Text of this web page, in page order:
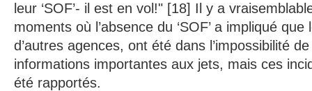
leur ‘SOF’- il est en vol!" [18] Il y a
moments où l’absence du ‘SOF’ a impliqué
d’autres agences, ont été dans l’impossibilité
informations importantes aux jets, mais ces
été rapportés.